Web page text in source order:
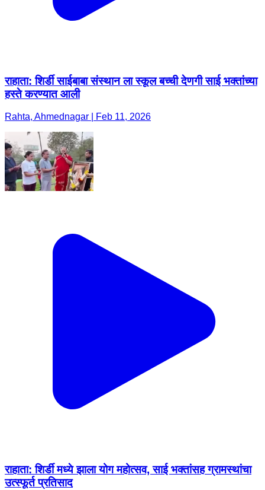
राहाता: शिर्डी साईबाबा संस्थान ला स्कूल बच्ची देणगी साई भक्तांच्या
हस्ते करण्यात आली
Rahta, Ahmednagar | Feb 11, 2026
राहाता: शिर्डी मध्ये झाला योग महोत्सव, साई भक्तांसह ग्रामस्थांचा
उत्स्फूर्त प्रतिसाद